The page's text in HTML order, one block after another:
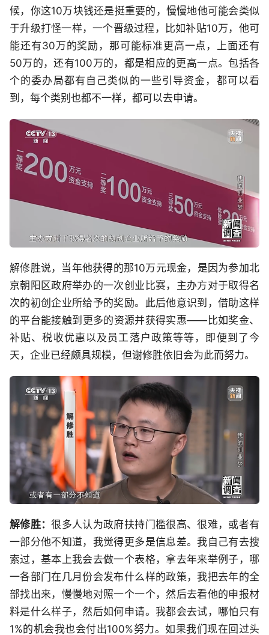
候，你这10万块钱还是挺重要的，慢慢地他可能会类似
于升级打怪一样，一个晋级过程，比如补贴10万，他可
能还有30万的奖励，那可能标准更高一点，上面还有
50万的，还有100万的，都是相应的更高一点。包括各
个的委办局都有自己类似的一些引导资金，都可以看
到，每个类别也都不一样，都可以去申请。
解修胜说，当年他获得的那10万元现金，是因为参加北
京朝阳区政府举办的一次创业比赛，主办方对于取得名
次的初创企业所给予的奖励。此后他意识到，借助这样
的平台能接触到更多的资源并获得实惠——比如奖金、
补贴、税收优惠以及员工落户政策等等，即便到了今
天，企业已经颇具规模，但谢修胜依旧会为此而努力。
解修胜：很多人认为政府扶持门槛很高、很难，或者有
一部分他不知道，我觉得更多是信息差。我自己有去搜
索过，基本上我会去做一个表格，拿去年来举例子，哪
一各部门在几月份会发布什么样的政策，我把去年的全
部找出来，慢慢地对照一个一个，然后去看他的申报材
料是什么样子，然后如何申请。我都会去试，哪怕只有
1%的机会我也会付出100%努力。如果我们现在回过头